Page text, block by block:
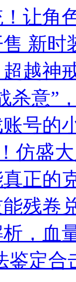
让角
新时
越神
杀意”
号的
仿盛
正的
残卷
，血
鉴定